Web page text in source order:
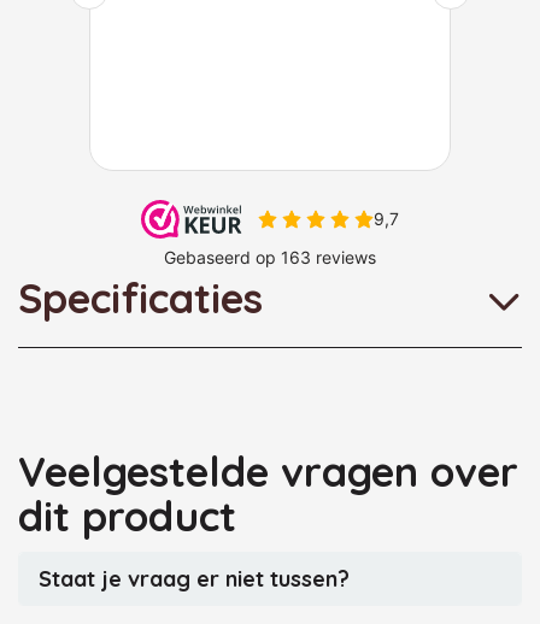
Specificaties
Veelgestelde vragen over
dit product
Staat je vraag er niet tussen?